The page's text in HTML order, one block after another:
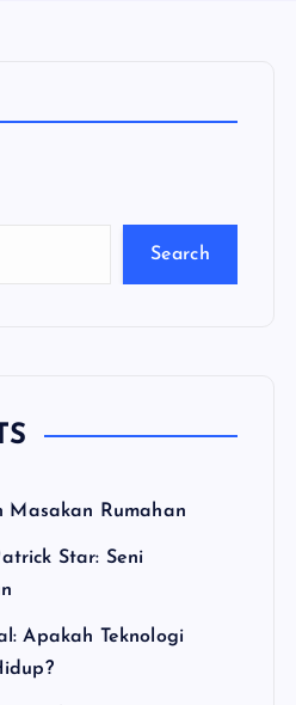
Search
Masakan Rumahan
Star: Seni
Apakah Teknologi